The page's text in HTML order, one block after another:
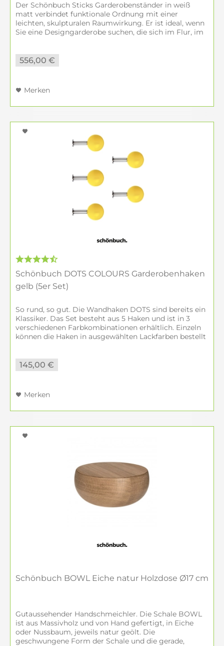
Der Schönbuch Sticks Garderobenständer in weiß
matt verbindet funktionale Ordnung mit einer
leichten, skulpturalen Raumwirkung. Er ist ideal, wenn
Sie eine Designgarderobe suchen, die sich im Flur, im
556,00 €
Merken
Schönbuch DOTS COLOURS Garderobenhaken
gelb (5er Set)
So rund, so gut. Die Wandhaken DOTS sind bereits ein
Klassiker. Das Set besteht aus 5 Haken und ist in 3
verschiedenen Farbkombinationen erhältlich. Einzeln
können die Haken in ausgewählten Lackfarben bestellt
145,00 €
Merken
Schönbuch BOWL Eiche natur Holzdose Ø17 cm
Gutaussehender Handschmeichler. Die Schale BOWL
ist aus Massivholz und von Hand gefertigt, in Eiche
oder Nussbaum, jeweils natur geölt. Die
geschwungene Form der Schale und die gerade,